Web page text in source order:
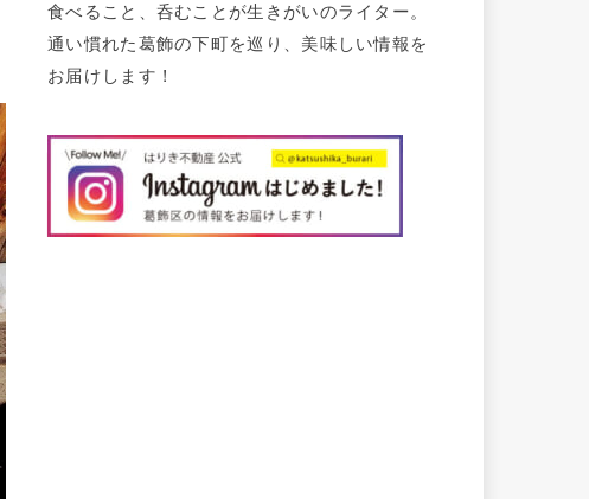
食べること、呑むことが生きがいのライター。
通い慣れた葛飾の下町を巡り、美味しい情報を
お届けします！